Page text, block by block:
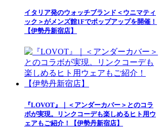
イタリア発のウォッチブランド＜ウニマティ
ック＞がメンズ館1Fでポップアップを開催！
【伊勢丹新宿店】
『LOVOT』｜＜アンダーカバー＞とのコラ
ボが実現。リンクコーデも楽しめるヒト用ウ
ェアもご紹介！【伊勢丹新宿店】